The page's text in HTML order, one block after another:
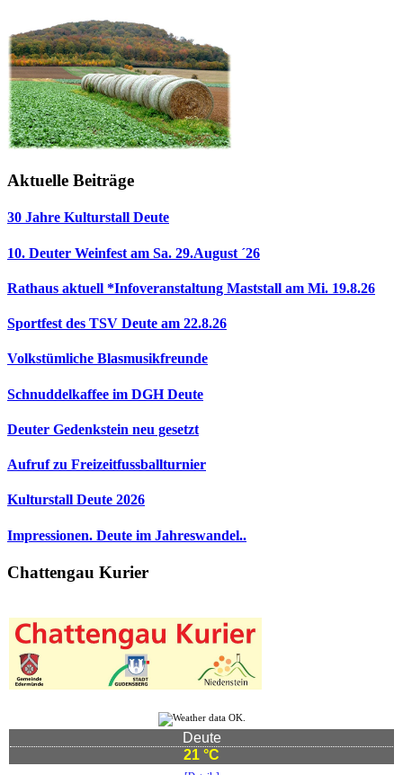
Aktuelle Beiträge
30 Jahre Kulturstall Deute
10. Deuter Weinfest am Sa. 29.August ´26
Rathaus aktuell *Infoveranstaltung Maststall am Mi. 19.8.26
Sportfest des TSV Deute am 22.8.26
Volkstümliche Blasmusikfreunde
Schnuddelkaffee im DGH Deute
Deuter Gedenkstein neu gesetzt
Aufruf zu Freizeitfussballturnier
Kulturstall Deute 2026
Impressionen. Deute im Jahreswandel..
Chattengau Kurier
Deute
21 °C